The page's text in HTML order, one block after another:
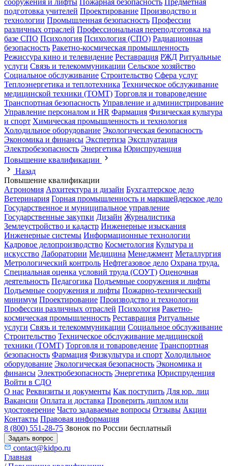
сооружения и лифты Пожарная безопасность Предметная
подготовка учителей Проектирование Производство и
технологии Промышленная безопасность Профессии
различных отраслей Профессиональная переподготовка на
базе СПО Психология Психология (СПО) Радиационная
безопасность Ракетно-космическая промышленность
Режиссура кино и телевидение Реставрация РЖД Ритуальные
услуги Связь и телекоммуникации Сельское хозяйство
Социальное обслуживание Строительство Сфера услуг
Теплоэнергетика и теплотехника Техническое обслуживание
медицинской техники (ТОМТ) Торговля и товароведение
Транспортная безопасность Управление и администрирование
Управление персоналом и HR Фармация Физическая культура
и спорт Химическая промышленность и технология
Холодильное оборудование Экологическая безопасность
Экономика и финансы Экспертиза Эксплуатация
Электробезопасность Энергетика Юриспруденция
Повышение квалификации
Назад
Повышение квалификации
Агрономия Архитектура и дизайн Бухгалтерское дело
Ветеринария Горная промышленность и маркшейдерское дело
Государственное и муниципальное управление
Государственные закупки Дизайн Журналистика
Землеустройство и кадастр Инженерные изыскания
Инженерные системы Информационные технологии
Кадровое делопроизводство Косметология Культура и
искусство Лаборатории Медицина Менеджмент Металлургия
Метрологический контроль Нефтегазовое дело Охрана труда.
Специальная оценка условий труда (СОУТ) Оценочная
деятельность Педагогика Подъемные сооружения и лифты
Подъемные сооружения и лифты Пожарно-технический
минимум Проектирование Производство и технологии
Профессии различных отраслей Психология Ракетно-
космическая промышленность Реставрация Ритуальные
услуги Связь и телекоммуникации Социальное обслуживание
Строительство Техническое обслуживание медицинской
техники (ТОМТ) Торговля и товароведение Транспортная
безопасность Фармация Физкультура и спорт Холодильное
оборудование Экологическая безопасность Экономика и
финансы Электробезопасность Энергетика Юриспруденция
Войти в СДО
О нас Реквизиты и документы Как поступить Для юр. лиц
Вакансии Оплата и доставка Проверить диплом или
удостоверение Часто задаваемые вопросы Отзывы Акции
Контакты Правовая информация
8 (800) 551-28-75 Звонок по России бесплатный
Задать вопрос
contact@kidpo.ru
Главная